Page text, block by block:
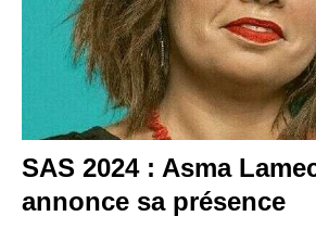
SAS 2024 : Asma
annonce sa présence